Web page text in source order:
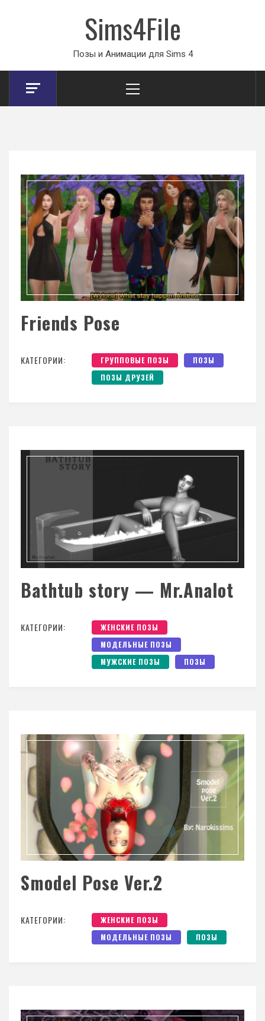
Sims4File
Позы и Анимации для Sims 4
Menu
Friends Pose
КАТЕГОРИИ: ГРУППОВЫЕ ПОЗЫ
ПОЗЫ
ПОЗЫ ДРУЗЕЙ
Bathtub story — Mr.Analot
КАТЕГОРИИ:
ЖЕНСКИЕ ПОЗЫ
МОДЕЛЬНЫЕ ПОЗЫ
МУЖСКИЕ ПОЗЫ
ПОЗЫ
Smodel Pose Ver.2
КАТЕГОРИИ:
ЖЕНСКИЕ ПОЗЫ
МОДЕЛЬНЫЕ ПОЗЫ
ПОЗЫ